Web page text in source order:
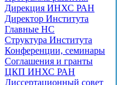
Дирекция ИНХС РАН
Директор Института
Главные НС
Структура Института
Конференции, семинары
Соглашения и гранты
ЦКП ИНХС РАН
Диссертационный совет